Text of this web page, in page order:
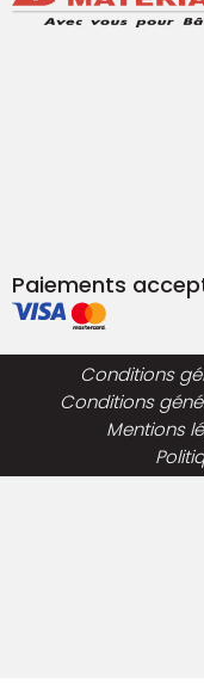
Paiements
Conditions
Conditions
Mentions